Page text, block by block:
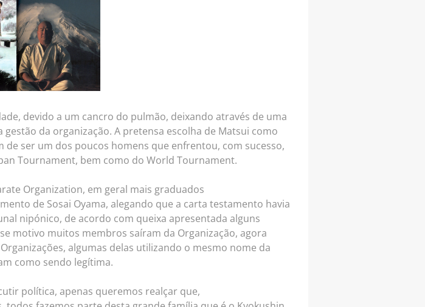
devido a um cancro do pulmão, deixando através de uma
da organização. A pretensa escolha de Matsui como
de ser um dos poucos homens que enfrentou, com sucesso,
Tournament, bem como do World Tournament.
Organization, em geral mais graduados
de Sosai Oyama, alegando que a carta testamento havia
nipónico, de acordo com queixa apresentada alguns
motivo muitos membros saíram da Organização, agora
algumas delas utilizando o mesmo nome da
como sendo legítima.
política, apenas queremos realçar que,